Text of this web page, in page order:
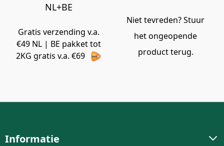
NL+BE
Gratis verzending v.a.
€49 NL | BE pakket tot
2KG gratis v.a. €69
Niet tevreden? Stuur
het ongeopende
product terug.
Informatie